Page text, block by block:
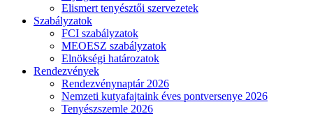
Elismert tenyésztői szervezetek
Szabályzatok
FCI szabályzatok
MEOESZ szabályzatok
Elnökségi határozatok
Rendezvények
Rendezvénynaptár 2026
Nemzeti kutyafajtaink éves pontversenye 2026
Tenyészszemle 2026